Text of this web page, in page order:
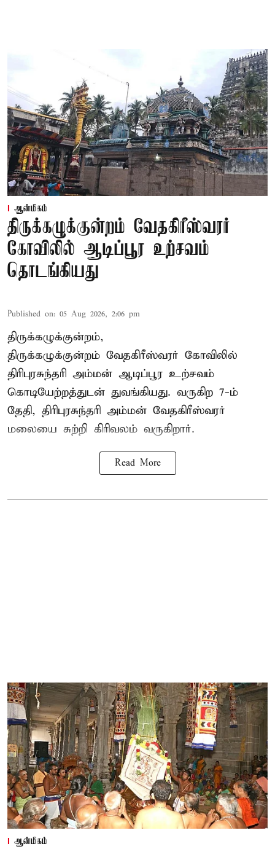
ஆன்மிகம்
திருக்கழுக்குன்றம் வேதகிரீஸ்வரர்
கோவிலில் ஆடிப்பூர உற்சவம்
தொடங்கியது
Published on: 05 Aug 2026, 2:06 pm
திருக்கழுக்குன்றம்,
திருக்கழுக்குன்றம் வேதகிரீஸ்வரர் கோவிலில்
திரிபுரசுந்தரி அம்மன் ஆடிப்பூர உற்சவம்
கொடியேற்றத்துடன் துவங்கியது. வருகிற 7-ம்
தேதி, திரிபுரசுந்தரி அம்மன் வேதகிரீஸ்வரர்
மலையை சுற்றி கிரிவலம் வருகிறார்.
Read More
ஆன்மிகம்